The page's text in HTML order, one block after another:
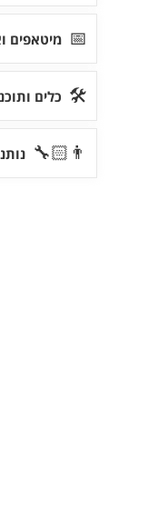
📅 מיטאפים
🛠 כלים
👨🏻‍🔧